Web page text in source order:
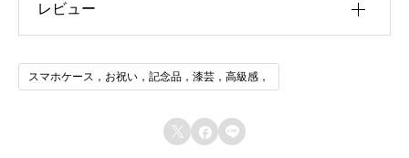
ス
マ
ホ
ケ
ー
機種
iphone13, iphone13mini, iphone13Pro,
iphone15Plus, iphone15Pro, iphone15Pro max,
iphone16, iphone16Plus, iphone16Pro,
信欄に記入・要相談）, SAMSUNG, Galaxy S23,
Galaxy S24, Galaxy S25, Galaxy A23, Galaxy A24,
レビュー
レビュー投稿には、会員登録が必要です。
会員登録する
スマホケース，お祝い，記念品，漆芸，高級感，
  